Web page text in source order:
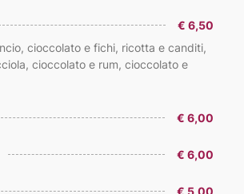
€ 6,50
cioccolato e fichi, ricotta e canditi,
cioccolato e rum, cioccolato e
€ 6,00
€ 6,00